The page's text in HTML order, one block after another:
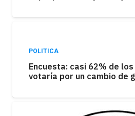
POLITICA
Encuesta: casi 62% de
votaría por un cambio de